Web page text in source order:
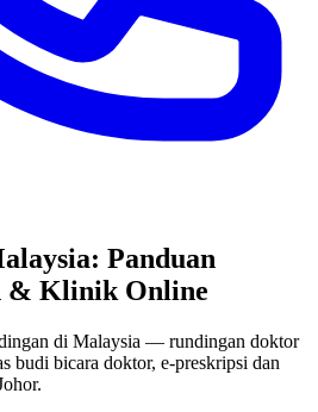
Panduan
& Klinik Online
di Malaysia — rundingan doktor
budi bicara doktor, e-preskripsi dan